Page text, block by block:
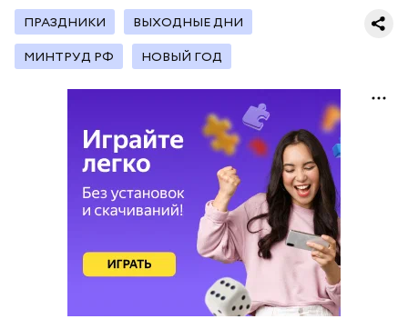
ПРАЗДНИКИ ВЫХОДНЫЕ ДНИ
МИНТРУД РФ НОВЫЙ ГОД
кабачок;
петрушка;
оливковое масло;
с сахарным диабетом;
лишним весом.